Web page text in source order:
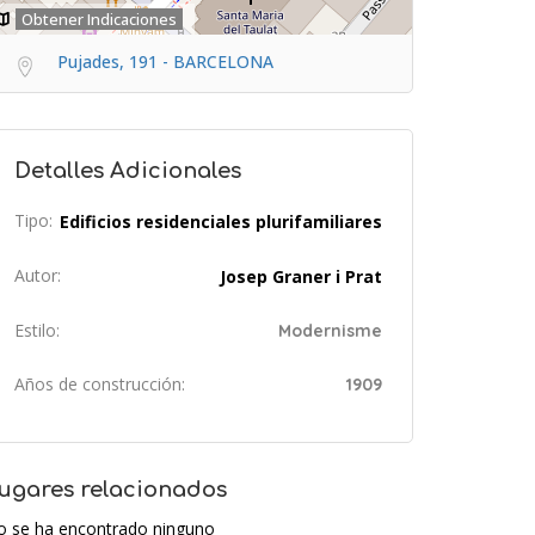
Obtener Indicaciones
Pujades, 191 - BARCELONA
Detalles Adicionales
Tipo: Edificios residenciales plurifamiliares
Autor: Josep Graner i Prat
Estilo: Modernisme
Años de construcción: 1909
relacionados
se ha encontrado ninguno